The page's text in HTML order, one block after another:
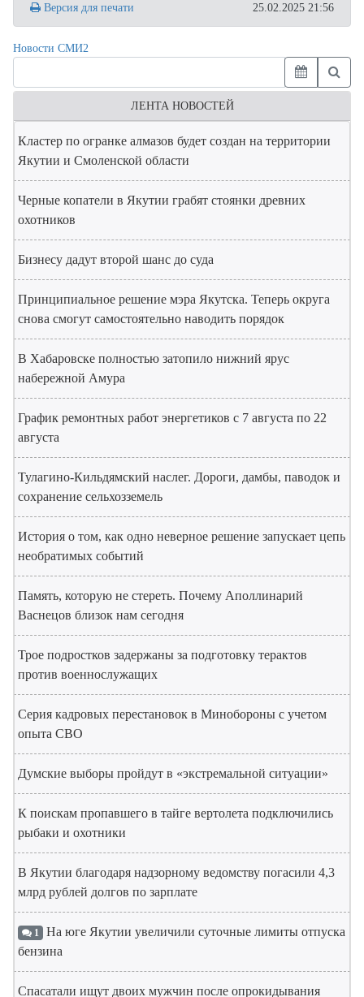
Версия для печати 25.02.2025 21:56
Новости СМИ2
ЛЕНТА НОВОСТЕЙ
Кластер по огранке алмазов будет создан на территории
Якутии и Смоленской области
Черные копатели в Якутии грабят стоянки древних
охотников
Бизнесу дадут второй шанс до суда
Принципиальное решение мэра Якутска. Теперь округа
снова смогут самостоятельно наводить порядок
В Хабаровске полностью затопило нижний ярус
набережной Амура
График ремонтных работ энергетиков с 7 августа по 22
августа
Тулагино-Кильдямский наслег. Дороги, дамбы, паводок и
сохранение сельхозземель
История о том, как одно неверное решение запускает цепь
необратимых событий
Память, которую не стереть. Почему Аполлинарий
Васнецов близок нам сегодня
Трое подростков задержаны за подготовку терактов
против военнослужащих
Серия кадровых перестановок в Минобороны с учетом
опыта СВО
Думские выборы пройдут в «экстремальной ситуации»
К поискам пропавшего в тайге вертолета подключились
рыбаки и охотники
В Якутии благодаря надзорному ведомству погасили 4,3
млрд рублей долгов по зарплате
1 На юге Якутии увеличили суточные лимиты отпуска
бензина
Спасатали ищут двоих мужчин после опрокидывания